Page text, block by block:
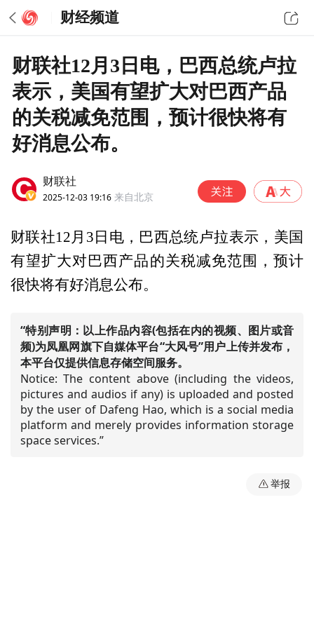
财经频道
财联社12月3日电，巴西总统卢拉
表示，美国有望扩大对巴西产品
的关税减免范围，预计很快将有
好消息公布。
财联社
2025-12-03 19:16 来自北京
财联社12月3日电，巴西总统卢拉表示，美国
有望扩大对巴西产品的关税减免范围，预计
很快将有好消息公布。
“特别声明：以上作品内容(包括在内的视频、图片或音
频)为凤凰网旗下自媒体平台“大风号”用户上传并发布，
本平台仅提供信息存储空间服务。
Notice: The content above (including the videos,
pictures and audios if any) is uploaded and posted
by the user of Dafeng Hao, which is a social media
platform and merely provides information storage
space services.”
举报